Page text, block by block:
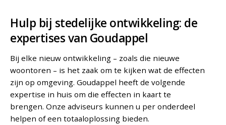
Hulp bij stedelijke ontwikkeling: de
expertises van Goudappel
Bij elke nieuw ontwikkeling – zoals die nieuwe
woontoren – is het zaak om te kijken wat de effecten
zijn op omgeving. Goudappel heeft de volgende
expertise in huis om die effecten in kaart te
brengen. Onze adviseurs kunnen u per onderdeel
helpen of een totaaloplossing bieden.